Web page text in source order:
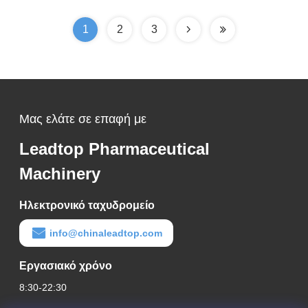
1 2 3
Μας ελάτε σε επαφή με
Leadtop Pharmaceutical
Machinery
Ηλεκτρονικό ταχυδρομείο
info@chinaleadtop.com
Εργασιακό χρόνο
8:30-22:30